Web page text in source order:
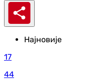
Најновије
17
44